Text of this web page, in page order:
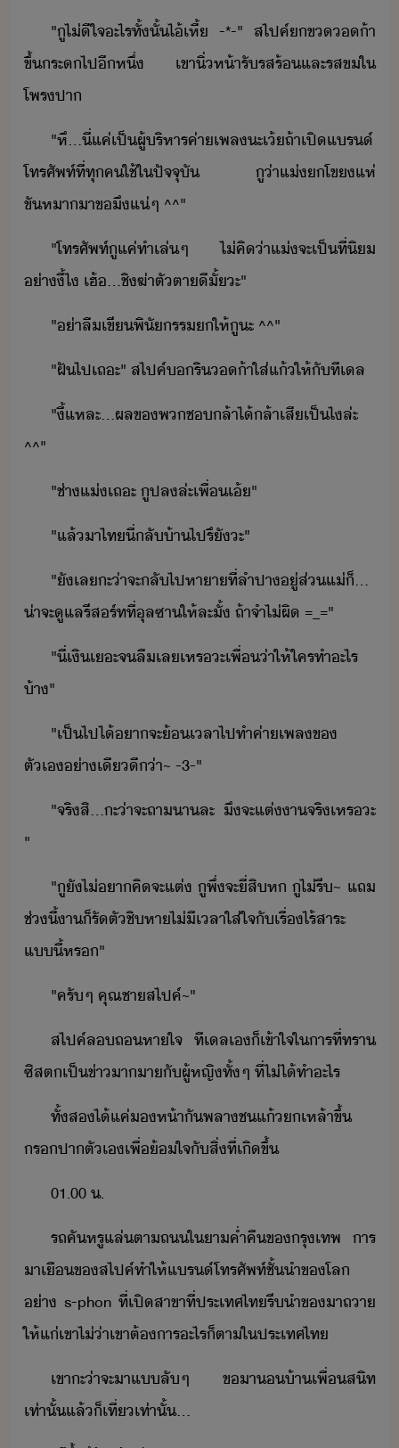
"​ู​ไ่ี​ใจ​ะไร​ทั้ั้​ไ้​เหี้​ ​-*-​"​ ​สไปค์​​ข​้า​
ขึ้​ระ​ไป​ี​หึ่​ ​เขา​ิ่ห้า​รั​รส​ร้​และ​รส​ข​ใ​
โพร​ปา
"​หึ​...​ี่​แค่​เป็​ผู้ริหาร​ค่า​เพล​ะ​เ้​ถ้า​เปิ​แร์​
โทรศัพท์​ที่​ทุค​ใช้​ใ​ปัจจุั​ ​ู​่า​แ่​โข​แห่​
ขัหา​า​ขึ​แ่ๆ​ ​^^​"
"​โทรศัพท์​ู​แค่​ทำเล่ๆ​ ​ไ่​คิ​่า​แ่​จะ​เป็ที่ิ​
่าี้​ไ​ ​เฮ้​...​ชิ​ฆ่าตัตา​ี​ั้​ะ​"
"​่า​ลื​เขี​พิัรร​​ให้​ูะ​ ​^^​"
"​ฝั​ไป​เถะ​"​ ​สไปค์​​ริ​้า​ใส่​แ้​ให้​ั​ที​เล
"​ี้​แหละ​...​ผล​ข​พ​ชล​้า​ไ้​ล้า​เสี​เป็​ไ​ล่ะ​ ​
^^​"
"​ช่า​แ่​เถะ​ ​ู​ปล​ล่ะ​เพื่​เ้​"
"​แล้​า​ไท​ี่​ลั้า​ไปรึ​ั​ะ​"
"​ั​เล​ะ​่า​จะ​ลั​ไปหา​า​ที่​ลำปา​ู่​ส่​แ่​็​...​
่าจะ​ูแล​รีสร์ท​ที่​ุล​ซา​ให้​ละ​ั้​ ​ถ้า​จำ​ไ่ผิ​ ​=_=​"
"​ี่​เิ​เะ​จ​ลื​เล​เหร​ะ​เพื่​่า​ให้​ใคร​ทำ​ะไร​
้า​"
"​เป็ไปไ้​า​จะ​้​เลา​ไป​ทำ​ค่า​เพล​ข​
ตัเ​่า​เี​ี่า​~​ ​-3-​"
"​จริ​สิ​...​ะ​่า​จะ​ถา​า​ละ​ ​ึ​จะ​แต่า​จริ​เหร​ะ​
"
"​ูั​ไ่​า​คิ​จะ​แต่​ ​ู​พึ่​จะ​ี่สิ​ห​ ​ู​ไ่​รี​~​ ​แถ​
ช่ี้​า​็​รัตั​ชิหา​ไ่ีเลา​ใส่ใจ​ั​เรื่ไร้สาระ​
แี้​หร​"
"​ครั​ๆ​ ​คุณชา​สไปค์​~​"
สไปค์​ล​ถหาใจ​ ​ที​เล​เ​็​เข้าใจ​ใ​าร​ที่​ทรา​
ซิส​ตเป็​ข่า​าา​ั​ผู้หญิ​ทั้ๆ​ ​ที่​ไ่ไ้​ทำ​ะไร
ทั้ส​ไ้​แค่​ห้า​ั​พลา​ชแ้​​เหล้า​ขึ้​
ร​ปา​ตัเ​เพื่​้ใจ​ั​สิ่​ที่เิ​ขึ้
01.00​ ​.
รถ​คั​หรู​แล่​ตา​ถ​ใ​าค่ำคื​ข​รุเทพ​ ​าร​
า​เื​ข​สไปค์​ทำให้​แร์​โทรศัพท์​ชั้ำ​ข​โล​
่า​ ​s-phon​ ​ที่​เปิ​สาขา​ที่​ประเทศไท​รี​ำ​ข​าถ​า​
ให้​แ่​เขา​ไ่่า​เขา​ต้าร​ะไร็ตา​ใประเทศ​ไท
เขา​ะ​่า​จะ​า​แ​ลั​ๆ​ ​ขา​​้า​เพื่สิท​
เท่าั้​แล้็​เที่​เท่าั้​...